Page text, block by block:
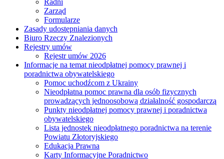
Radni
Zarząd
Formularze
Zasady udostępniania danych
Biuro Rzeczy Znalezionych
Rejestry umów
Rejestr umów 2026
Informacje na temat nieodpłatnej pomocy prawnej i
poradnictwa obywatelskiego
Pomoc uchodźcom z Ukrainy
Nieodpłatna pomoc prawna dla osób fizycznych
prowadzących jednoosobową działalność gospodarczą
Punkty nieodpłatnej pomocy prawnej i poradnictwa
obywatelskiego
Lista jednostek nieodpłatnego poradnictwa na terenie
Powiatu Złotoryjskiego
Edukacja Prawna
Karty Informacyjne Poradnictwo